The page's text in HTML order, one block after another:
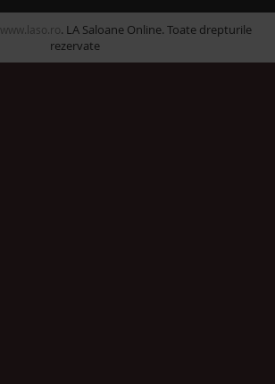
www.laso.ro. LA Saloane Online. Toate drepturile
rezervate